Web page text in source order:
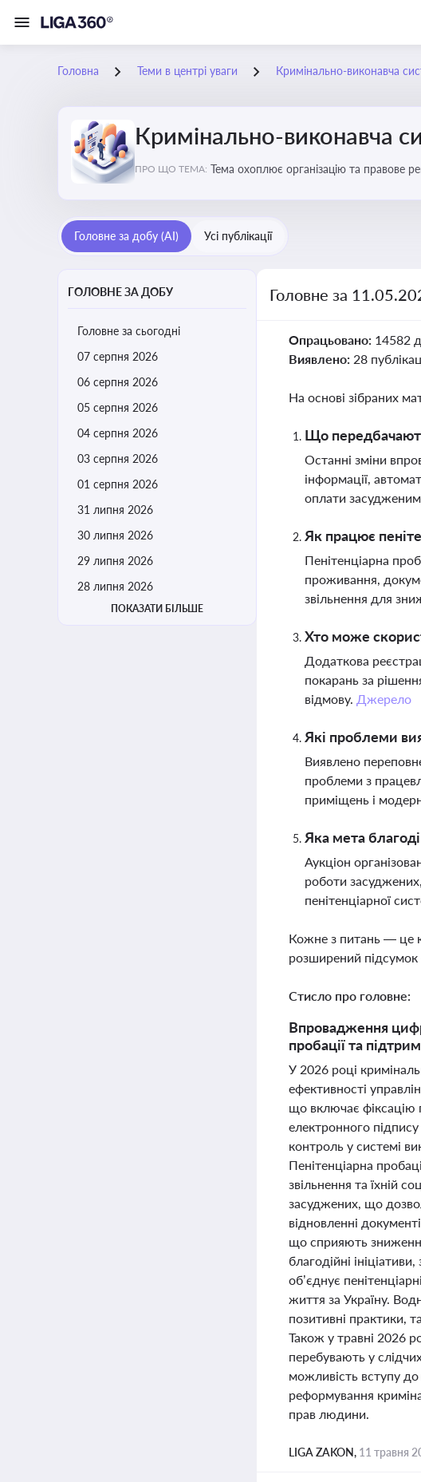
Головна Теми в центрі уваги Кримінально-виконавча
Кримінально-виконавча
ПРО ЩО ТЕМА: Тема охоплює організацію та правове
Головне за добу (AI) Усі публікації
ГОЛОВНЕ ЗА ДОБУ
Головне за сьогодні
07 серпня 2026
06 серпня 2026
05 серпня 2026
04 серпня 2026
03 серпня 2026
01 серпня 2026
31 липня 2026
30 липня 2026
29 липня 2026
28 липня 2026
ПОКАЗАТИ БІЛЬШЕ
Головне за
Опрацьовано: 14582
Виявлено: 28
На основі зібраних
Що
Останні зміни
інформації,
оплати
Як працює
Пенітенціарна
проживання,
звільнення для
Хто може
Додаткова
покарань за
відмову. Джерело
Які проблеми
Виявлено
проблеми з
приміщень і
Яка мета
Аукціон
роботи
пенітенціарної
Кожне з питань — це
розширений підсумок
Стисло про головне:
Впровадження
пробації та
У 2026 році
ефективності
що включає фіксацію
електронного
контроль у системі
Пенітенціарна
звільнення та їхній
засуджених, що
відновленні
що сприяють
благодійні
об’єднує
життя за Україну.
позитивні практики,
Також у травні 2026
перебувають у
можливість вступу
реформування
прав людини.
LIGA ZAKON, 11 травня